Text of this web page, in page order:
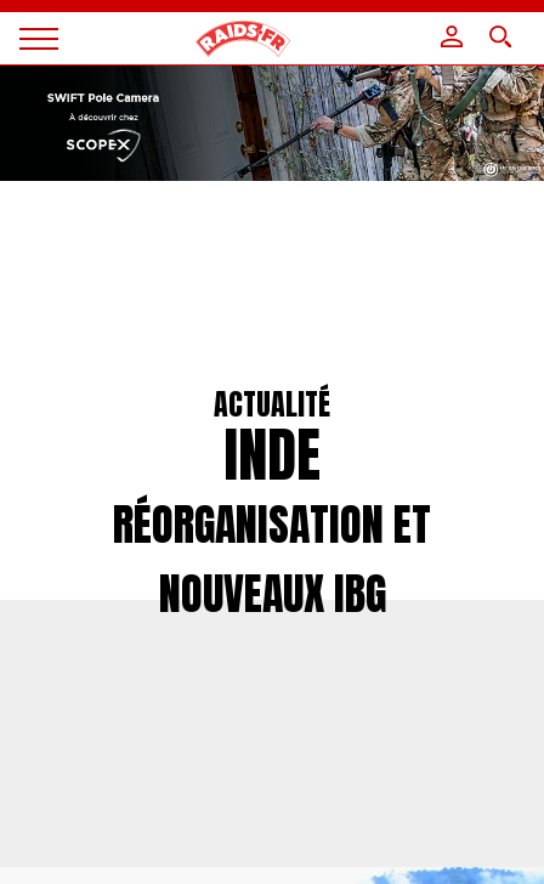
Magazine
ACTUALITÉ
INDE
RÉORGANISATION ET
NOUVEAUX IBG
Panneau de gestion des cookies